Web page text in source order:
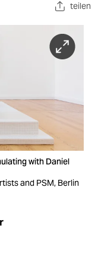
teilen
with Daniel
and PSM, Berlin